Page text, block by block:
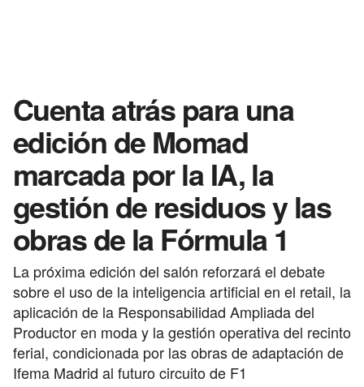
Cuenta atrás para una
edición de Momad
marcada por la IA, la
gestión de residuos y las
obras de la Fórmula 1
La próxima edición del salón reforzará el debate
sobre el uso de la inteligencia artificial en el retail, la
aplicación de la Responsabilidad Ampliada del
Productor en moda y la gestión operativa del recinto
ferial, condicionada por las obras de adaptación de
Ifema Madrid al futuro circuito de F1